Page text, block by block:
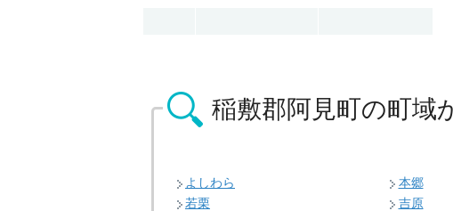
稲敷郡阿見町の町域
よしわら 本郷
若栗
吉原